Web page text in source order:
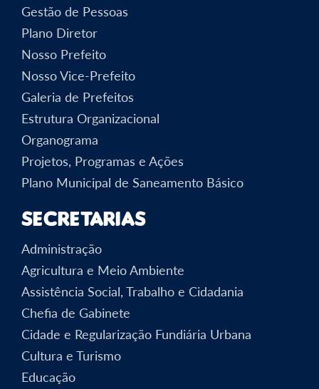
Gestão de Pessoas
Plano Diretor
Nosso Prefeito
Nosso Vice-Prefeito
Galeria de Prefeitos
Estrutura Organizacional
Organograma
Projetos, Programas e Ações
Plano Municipal de Saneamento Básico
Secretarias
Administração
Agricultura e Meio Ambiente
Assistência Social, Trabalho e Cidadania
Chefia de Gabinete
Cidade e Regularização Fundiária Urbana
Cultura e Turismo
Educação